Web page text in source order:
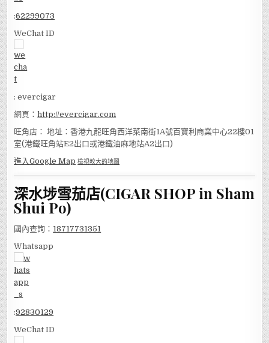
:62299073
WeChat ID
: evercigar
網頁：http://evercigar.com
旺角店： 地址：香港九龍旺角西洋菜南街1A號百寶利商業中心22樓01
室(港鐵旺角站E2出口或港鐵油麻地站A2出口)
進入Google Map 檢視較大的地圖
深水埗雪茄店(CIGAR SHOP in Sham
Shui Po)
國內查詢： 18717731351
Whatsapp
:92830129
WeChat ID